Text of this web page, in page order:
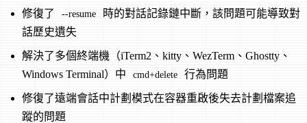
修復了 --resume
時的對話記錄鏈中斷，該問題可能導致對
話歷史遺失
解決了多個終端機（iTerm2、kitty、WezTerm、Ghostty、
Windows Terminal）中
cmd+delete 行為問題
修復了遠端會話中計劃模式在容器重啟後失去計劃檔案追
蹤的問題